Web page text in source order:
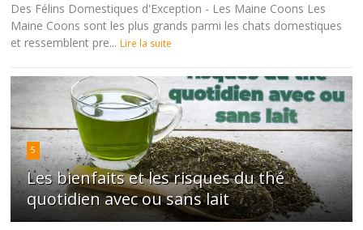
Des Félins Domestiques d'Exception - Les Maine Coons Les
Maine Coons sont les plus grands parmi les chats domestiques
et ressemblent pre... Lire la suite
5
Les bienfaits et les risques du thé
quotidien avec ou sans lait